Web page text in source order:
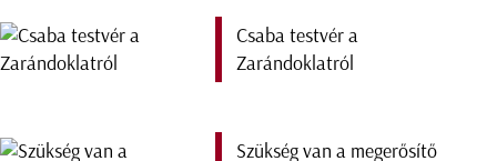
Csaba testvér a
Zarándoklatról
Szükség van a megerősítő